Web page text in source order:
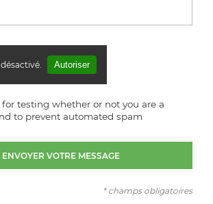
Autoriser
testing whether or not you are a
to prevent automated spam
* champs obligatoires